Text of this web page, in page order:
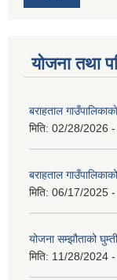
योजना तथा
बराहताल
मिति: 02/28/2026
बराहताल
मिति: 06/17/2025
योजना सम्झौताको
मिति: 11/28/2024